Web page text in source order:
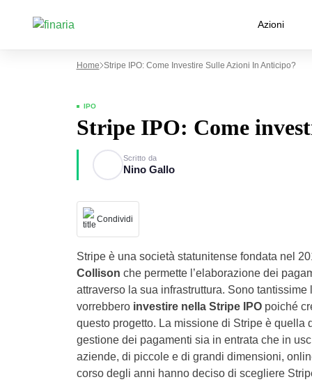
Azioni
Home Stripe IPO: Come Investire Sulle Azioni In Anticipo?
IPO
Stripe IPO: Come
Scritto da
Nino Gallo
Condividi
Stripe è una società statunitense fondata nel
Collison che permette l’elaborazione dei
attraverso la sua infrastruttura. Sono tantissime
vorrebbero investire nella Stripe IPO poiché
questo progetto. La missione di Stripe è quella
gestione dei pagamenti sia in entrata che in
aziende, di piccole e di grandi dimensioni,
corso degli anni hanno deciso di scegliere